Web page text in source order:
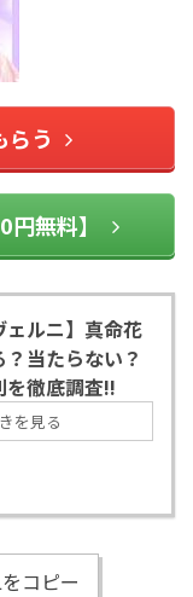
らう
無料】
ェルニ】真命花
当たらない？
を徹底調査!!
を見る
コピー